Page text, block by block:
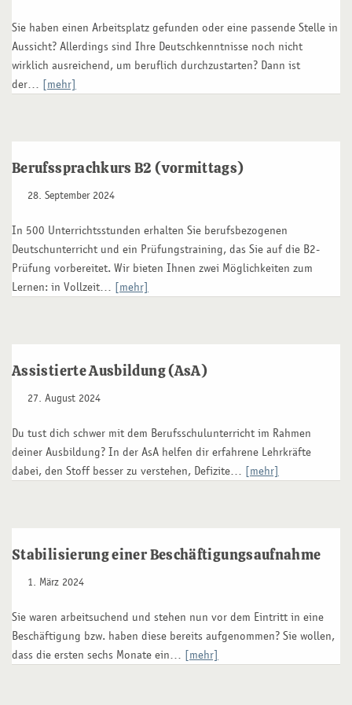
Sie haben einen Arbeitsplatz gefunden oder eine passende Stelle in
Aussicht? Allerdings sind Ihre Deutschkenntnisse noch nicht
wirklich ausreichend, um beruflich durchzustarten? Dann ist
der… [mehr]
Berufssprachkurs B2 (vormittags)
28. September 2024
In 500 Unterrichtsstunden erhalten Sie berufsbezogenen
Deutschunterricht und ein Prüfungstraining, das Sie auf die B2-
Prüfung vorbereitet. Wir bieten Ihnen zwei Möglichkeiten zum
Lernen: in Vollzeit… [mehr]
Assistierte Ausbildung (AsA)
27. August 2024
Du tust dich schwer mit dem Berufsschulunterricht im Rahmen
deiner Ausbildung? In der AsA helfen dir erfahrene Lehrkräfte
dabei, den Stoff besser zu verstehen, Defizite… [mehr]
Stabilisierung einer Beschäftigungsaufnahme
1. März 2024
Sie waren arbeitsuchend und stehen nun vor dem Eintritt in eine
Beschäftigung bzw. haben diese bereits aufgenommen? Sie wollen,
dass die ersten sechs Monate ein… [mehr]